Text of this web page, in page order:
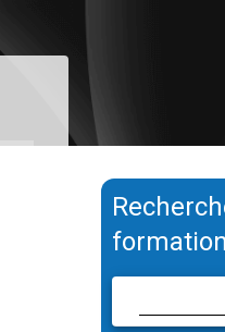
formation